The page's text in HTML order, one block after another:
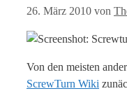
26. März 2010 von
Von den meisten
ScrewTurn Wiki